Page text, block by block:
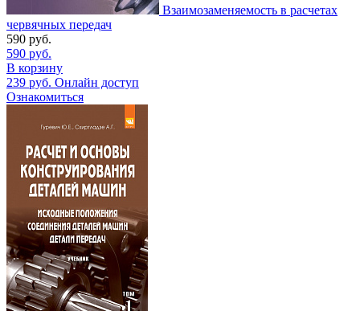
Взаимозаменяемость в расчетах
червячных передач
590 руб.
590 руб.
В корзину
239 руб. Онлайн доступ
Ознакомиться